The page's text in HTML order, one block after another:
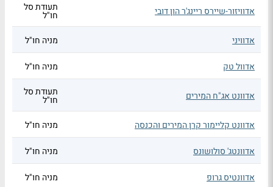
אדוויזור-שיירס ריינג'ר הון דובי תעודת סל
חו"ל
אדוויני
מניה חו"ל
אדוול טק מניה חו"ל
אדוונט אג"ח המירים תעודת סל
חו"ל
אדוונט קליימור קרן המירים והכנסה
מניה חו"ל
אדוונטג' סולושונס מניה חו"ל
אדוונטיס גרופ מניה חו"ל